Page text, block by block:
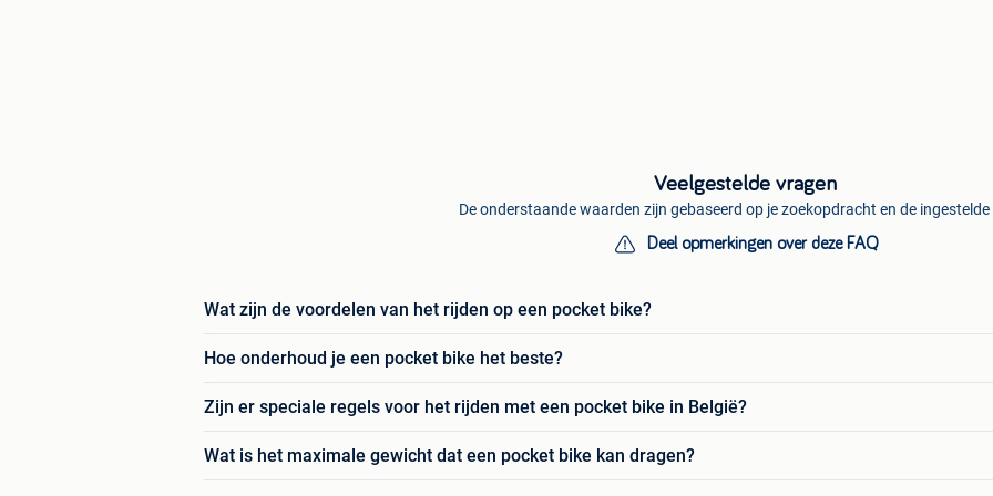
Veelgestelde vragen
De onderstaande waarden zijn gebaseerd op je zoekopdracht en de
Deel opmerkingen over deze FAQ
Wat zijn de voordelen van het rijden op een pocket bike?
Hoe onderhoud je een pocket bike het beste?
Zijn er speciale regels voor het rijden met een pocket bike in België?
Wat is het maximale gewicht dat een pocket bike kan dragen?